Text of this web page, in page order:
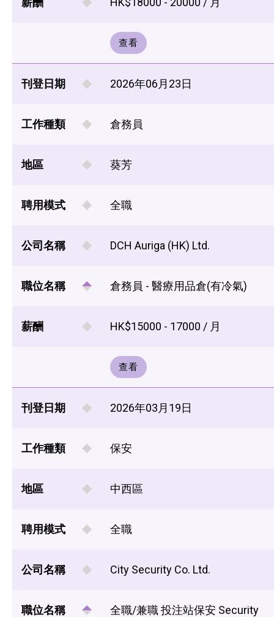
查看
刊登日期 2026年06月23日
工作種類 倉務員
地區 葵芳
聘用模式 全職
公司名稱 DCH Auriga (HK) Ltd.
職位名稱 倉務員 - 醫療用品倉(有冷氣)
薪酬 HK$15000 - 17000 / 月
查看
刊登日期 2026年03月19日
工作種類 保安
地區 中西區
聘用模式 全職
公司名稱 City Security Co. Ltd.
職位名稱
全職/兼職 投注站保安 Security